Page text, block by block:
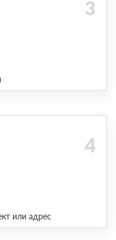
или адрес